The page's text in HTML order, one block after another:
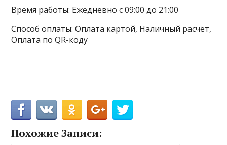
Время работы: Ежедневно с 09:00 до 21:00
Способ оплаты: Оплата картой, Наличный расчёт,
Оплата по QR-коду
Похожие Записи: